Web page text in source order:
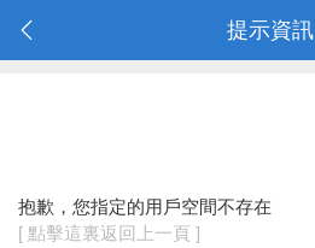
提示資訊
抱歉，您指定的用戶空間不存在
[ 點擊這裏返回上一頁 ]